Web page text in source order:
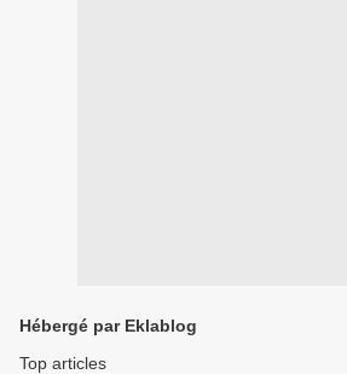
Hébergé par Eklablog
Top articles